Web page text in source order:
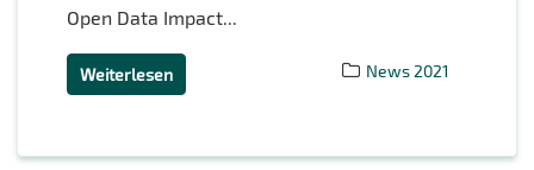
Open Data Impact...
News 2021
Weiterlesen